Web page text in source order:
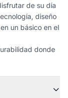
de su día
diseño
un básico en el
donde